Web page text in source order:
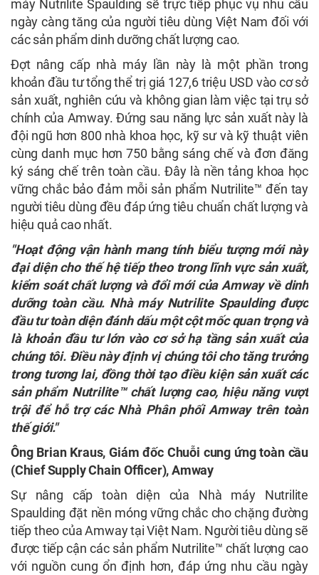
máy Nutrilite Spaulding sẽ trực tiếp phục vụ nhu cầu
ngày càng tăng của người tiêu dùng Việt Nam đối với
các sản phẩm dinh dưỡng chất lượng cao.
Đợt nâng cấp nhà máy lần này là một phần trong
khoản đầu tư tổng thể trị giá 127,6 triệu USD vào cơ sở
sản xuất, nghiên cứu và không gian làm việc tại trụ sở
chính của Amway. Đứng sau năng lực sản xuất này là
đội ngũ hơn 800 nhà khoa học, kỹ sư và kỹ thuật viên
cùng danh mục hơn 750 bằng sáng chế và đơn đăng
ký sáng chế trên toàn cầu. Đây là nền tảng khoa học
vững chắc bảo đảm mỗi sản phẩm Nutrilite™ đến tay
người tiêu dùng đều đáp ứng tiêu chuẩn chất lượng và
hiệu quả cao nhất.
"Hoạt động vận hành mang tính biểu tượng mới này
đại diện cho thế hệ tiếp theo trong lĩnh vực sản xuất,
kiểm soát chất lượng và đổi mới của Amway về dinh
dưỡng toàn cầu. Nhà máy Nutrilite Spaulding được
đầu tư toàn diện đánh dấu một cột mốc quan trọng và
là khoản đầu tư lớn vào cơ sở hạ tầng sản xuất của
chúng tôi. Điều này định vị chúng tôi cho tăng trưởng
trong tương lai, đồng thời tạo điều kiện sản xuất các
sản phẩm Nutrilite™ chất lượng cao, hiệu năng vượt
trội để hỗ trợ các Nhà Phân phối Amway trên toàn
thế giới."
Ông Brian Kraus, Giám đốc Chuỗi cung ứng toàn cầu
(Chief Supply Chain Officer), Amway
Sự nâng cấp toàn diện của Nhà máy Nutrilite
Spaulding đặt nền móng vững chắc cho chặng đường
tiếp theo của Amway tại Việt Nam. Người tiêu dùng sẽ
được tiếp cận các sản phẩm Nutrilite™ chất lượng cao
với nguồn cung ổn định hơn, đáp ứng nhu cầu ngày